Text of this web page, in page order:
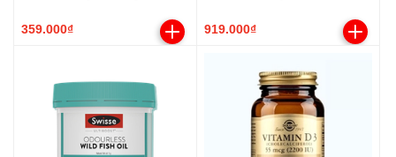
20 viên)
359.000₫
viên)
919.000₫